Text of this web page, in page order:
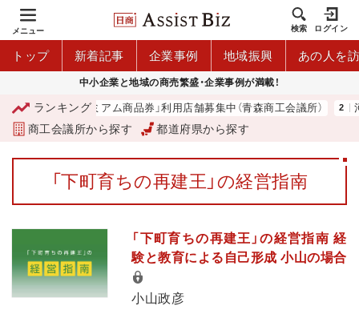
メニュー 検索 ログイン
トップ 新着記事 企業事例 地域振興 あの人を
中小企業と地域の商売繁盛・企業事例が満載！
ランキング
「青森市プレミアム商品券」利用店舗募集中（青森商工会議所） 河
商工会議所から探す 都道府県から探す
「下町育ちの再建王」の経営指南
「下町育ちの再建王」の経営指南 経
験と教育による自己形成 小山の場合
小山政彦